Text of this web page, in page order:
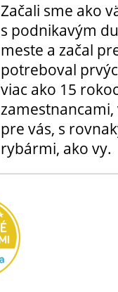
Začali sme ako
s podnikavým
meste a začal
potreboval
viac ako 15
zamestnancami,
pre vás, s
rybármi, ako vy.